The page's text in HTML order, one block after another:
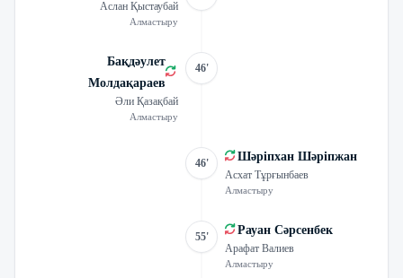
Аслан Қыстаубай
Алмастыру
Бақдәулет
Молдақараев
Әли Қазақбай
Алмастыру
46'
46' Шәріпхан Шәріпжан
Асхат Тұрғынбаев
Алмастыру
55' Рауан Сәрсенбек
Арафат Валиев
Алмастыру